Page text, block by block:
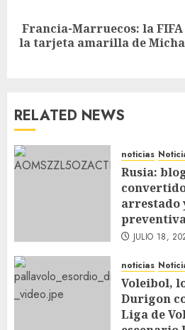
Francia-Marruecos: la
la tarjeta amarilla de
RELATED NEWS
noticias
Rusia:
arrestado
JULIO 18,
noticias
Voleibol,
Durigon
Liga de